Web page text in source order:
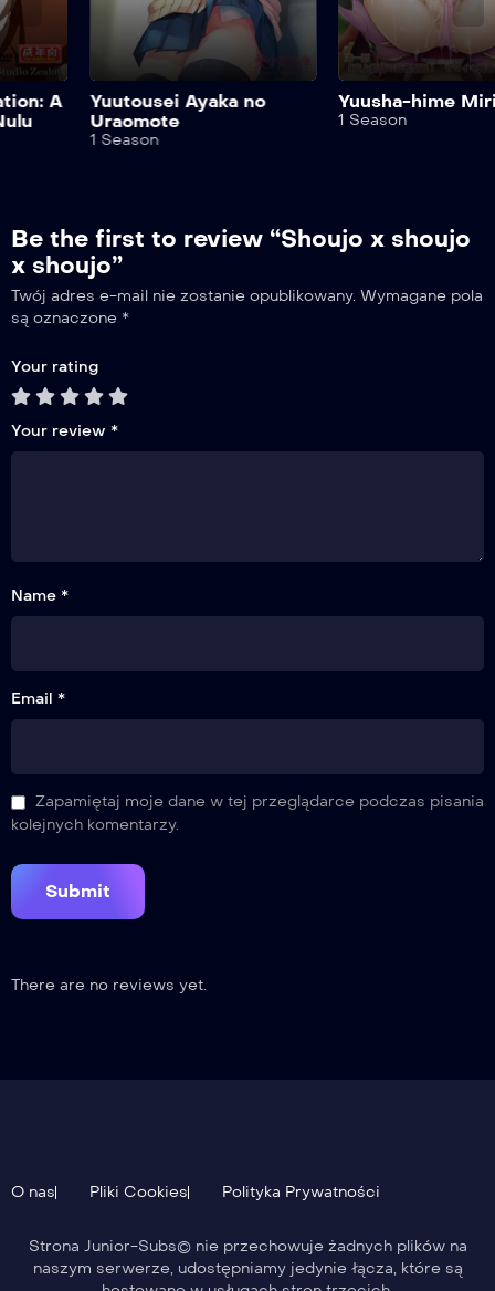
Yuutousei Ayaka no
Uraomote
Yuusha-hime Miria
Be the first to review “Shoujo x shoujo
x shoujo”
Twój adres e-mail nie zostanie opublikowany. Wymagane pola
są oznaczone *
Your rating
Your review *
Name *
Email *
Zapamiętaj moje dane w tej przeglądarce podczas pisania
kolejnych komentarzy.
There are no reviews yet.
O nas Pliki Cookies Polityka Prywatności
Strona Junior-Subs© nie przechowuje żadnych plików na
naszym serwerze, udostępniamy jedynie łącza, które są